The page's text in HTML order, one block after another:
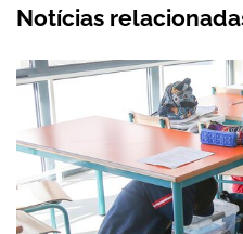
Notícias
Exercício Público “A